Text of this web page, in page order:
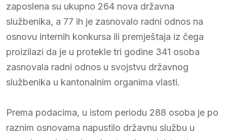
zaposlena su ukupno 264 nova državna
službenika, a 77 ih je zasnovalo radni odnos na
osnovu internih konkursa ili premještaja iz čega
proizilazi da je u protekle tri godine 341 osoba
zasnovala radni odnos u svojstvu državnog
službenika u kantonalnim organima vlasti.
Prema podacima, u istom periodu 288 osoba je po
raznim osnovama napustilo državnu službu u